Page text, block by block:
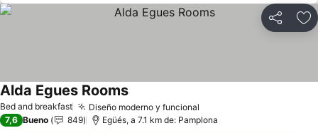
Compartir
Bed and breakfast Diseño moderno y funcional
Alda Egues RoomsVer precios
7,6 Bueno 849 Egüés, a 7.1 km de: Pamplona